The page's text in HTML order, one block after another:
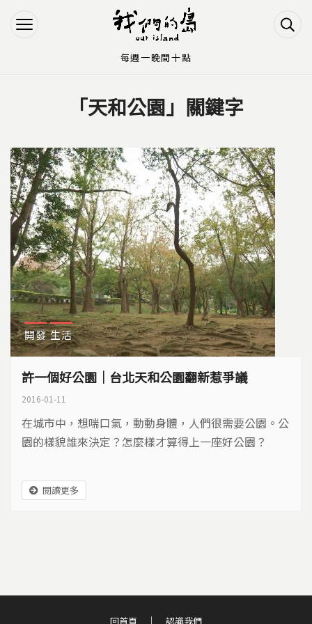
Jump to Navigation
Jump to Main content
「天和公園」關鍵字
開發 生活
許一個好公園｜台北天和公園翻新惹爭議
2016-01-11
在城市中，想喘口氣，動動身體，人們很需要公園。公
園的樣貌誰來決定？怎麼樣才算得上一座好公園？
閱讀更多
回首頁 認識我們
每週一晚間十點